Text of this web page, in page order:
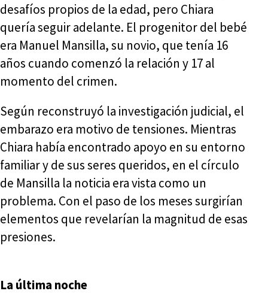
desafíos propios de la edad, pero Chiara
quería seguir adelante. El progenitor del bebé
era Manuel Mansilla, su novio, que tenía 16
años cuando comenzó la relación y 17 al
momento del crimen.
Según reconstruyó la investigación judicial, el
embarazo era motivo de tensiones. Mientras
Chiara había encontrado apoyo en su entorno
familiar y de sus seres queridos, en el círculo
de Mansilla la noticia era vista como un
problema. Con el paso de los meses surgirían
elementos que revelarían la magnitud de esas
presiones.
La última noche